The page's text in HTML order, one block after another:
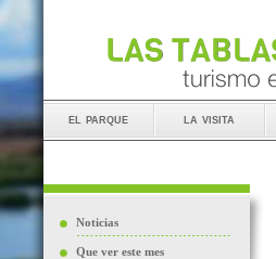
el parque la visita
Noticias
Que ver este mes